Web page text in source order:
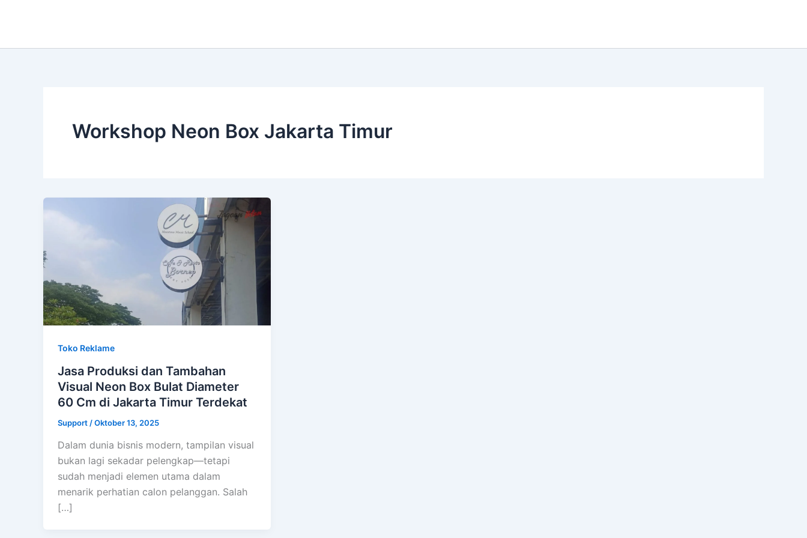
Workshop Neon Box Jakarta Timur
Toko Reklame
Jasa Produksi dan Tambahan
Visual Neon Box Bulat Diameter
60 Cm di Jakarta Timur Terdekat
Support /Oktober 13, 2025
Dalam dunia bisnis modern, tampilan visual
bukan lagi sekadar pelengkap—tetapi
sudah menjadi elemen utama dalam
menarik perhatian calon pelanggan. Salah
[…]